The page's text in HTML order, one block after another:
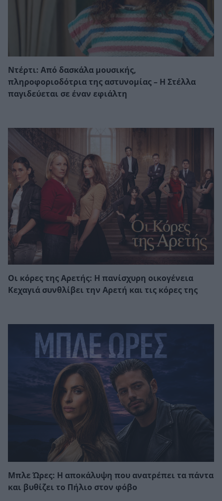
Ντέρτι: Από δασκάλα μουσικής,
πληροφοριοδότρια της αστυνομίας – Η Στέλλα
παγιδεύεται σε έναν εφιάλτη
Οι κόρες της Αρετής: Η πανίσχυρη οικογένεια
Κεχαγιά συνθλίβει την Αρετή και τις κόρες της
Μπλε Ώρες: Η αποκάλυψη που ανατρέπει τα πάντα
και βυθίζει το Πήλιο στον φόβο